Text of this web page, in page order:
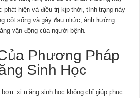
phát hiện và điều trị kịp thời, tình trạng này
cột sống và gây đau nhức, ảnh hưởng
vận động của người bệnh.
Phương Pháp
Sinh Học
xi măng sinh học không chỉ giúp phục